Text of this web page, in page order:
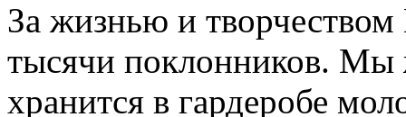
За жизнью и
тысячи поклонников. Мы
хранится в гардеробе